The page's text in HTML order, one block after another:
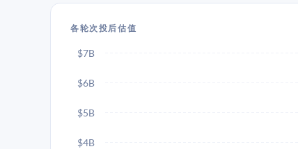
各轮次投后估值
$4B
$5B
$6B
$7B